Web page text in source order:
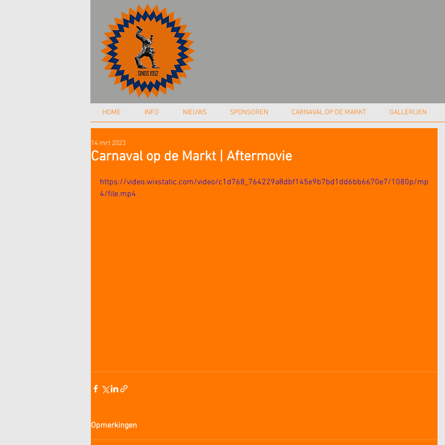
HOME INFO NIEUWS SPONSOREN CARNAVAL OP DE MARKT GALLERIJEN
Carnaval op de Markt | Aftermovie
14 mrt 2023
https://video.wixstatic.com/video/c1d768_764229a8dbf145e9b7bd1dd6bb6670e7/1080p/mp
4/file.mp4
Opmerkingen